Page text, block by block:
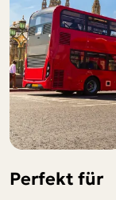
Perfekt für